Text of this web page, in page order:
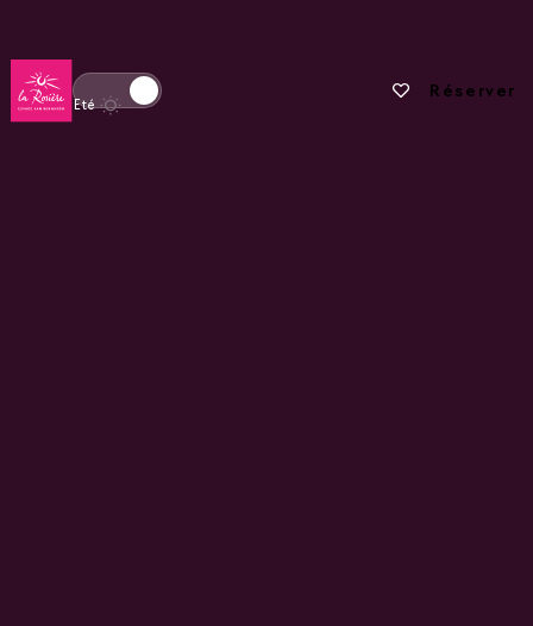
Retour à la page d'accueil
Basculer l'affichage en mode hiver
Eté
Vos favoris
Réserver